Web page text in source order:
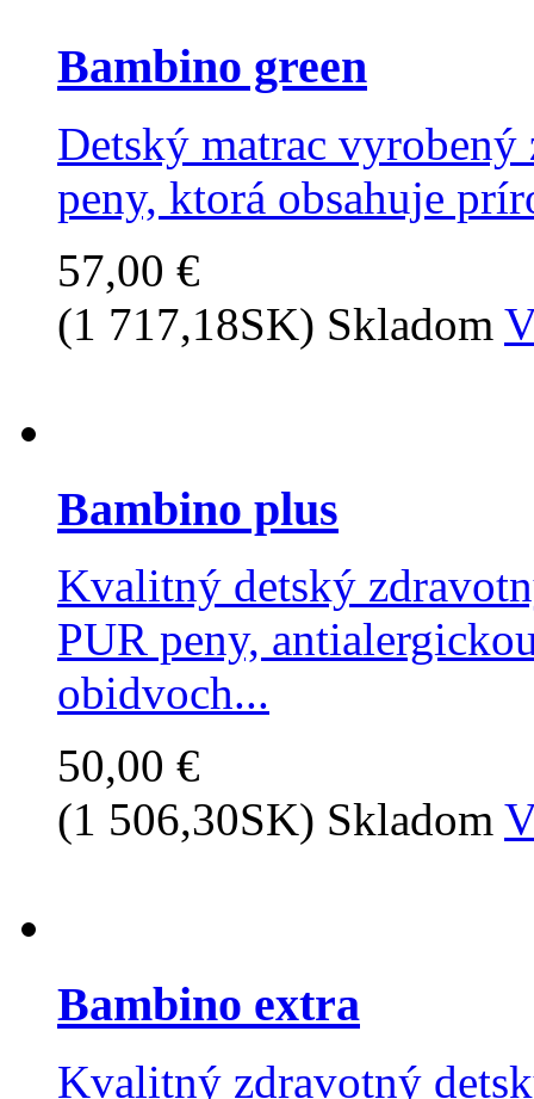
Bambino green
Detský matrac
peny, ktorá obsahuje
57,00 €
(1 717,18SK) Skladom
Bambino plus
Kvalitný detský
PUR peny,
obidvoch...
50,00 €
(1 506,30SK) Skladom
Bambino extra
Kvalitný zdravotný